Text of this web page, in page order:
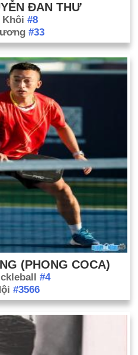
ĐAN THƯ
Khôi #8
#33
(PHONG COCA)
#4
#3566